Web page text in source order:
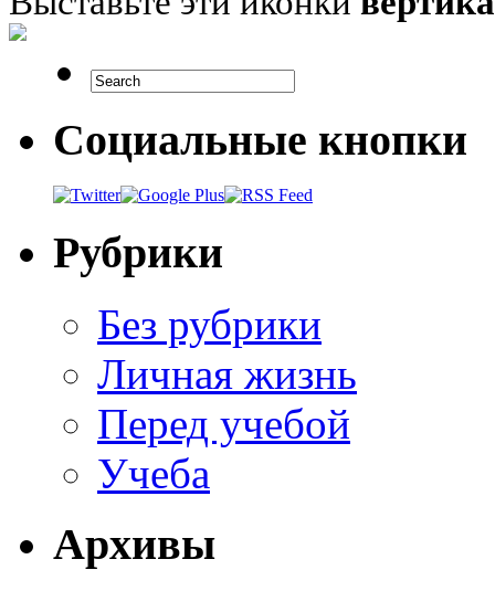
Социальные кнопки
Рубрики
Без рубрики
Личная жизнь
Перед учебой
Учеба
Архивы